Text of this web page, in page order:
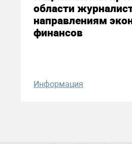
области
направлениям
финансов
Информация